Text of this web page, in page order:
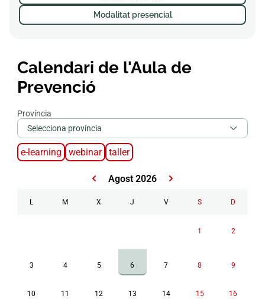
Modalitat presencial
Calendari de l'Aula de
Prevenció
Província
Selecciona província
e-learning webinar taller
Agost 2026
L M X J V S D
1 2
3 4 5 6 7 8 9
10 11 12 13 14 15 16